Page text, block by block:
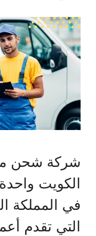
شركة شحن
الكويت
في المملكة
التي تقدم